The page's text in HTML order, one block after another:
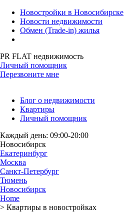
Новостройки в Новосибирске
Новости недвижимости
Обмен (Trade-in) жилья
PR FLAT недвижимость
Личный помощник
Перезвоните мне
Блог о недвижимости
Квартиры
Личный помощник
Каждый день: 09:00-20:00
Новосибирск
Екатеринбург
Москва
Санкт-Петербург
Тюмень
Новосибирск
Home
> Квартиры в новостройках